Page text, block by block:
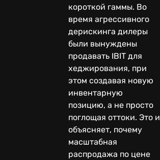
короткой гаммы. Во
время агрессивного
дерискинга дилеры
были вынуждены
продавать IBIT для
хеджирования, при
этом создавая новую
инвентарную
позицию, а не просто
поглощая оттоки. Это и
объясняет, почему
масштабная
распродажа по цене